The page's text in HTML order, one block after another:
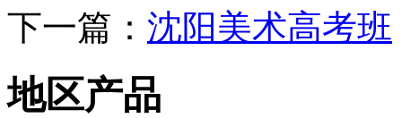
下一篇： 沈阳美术高考班
地区产品